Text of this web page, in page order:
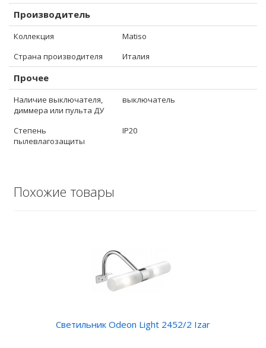
Производитель
Коллекция
Matiso
Страна производителя
Италия
Прочее
Наличие выключателя,
диммера или пульта ДУ
выключатель
Степень
пылевлагозащиты
IP20
Похожие товары
Светильник Odeon Light 2452/2 Izar